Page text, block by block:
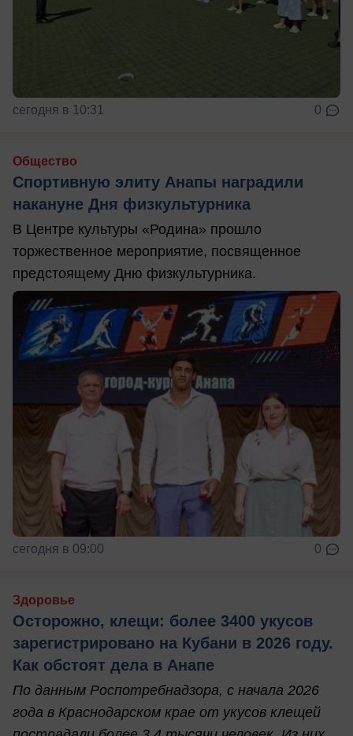
сегодня в 10:31 0
Общество
Спортивную элиту Анапы наградили
накануне Дня физкультурника
В Центре культуры «Родина» прошло
торжественное мероприятие, посвященное
предстоящему Дню физкультурника.
сегодня в 09:00 0
Здоровье
Осторожно, клещи: более 3400 укусов
зарегистрировано на Кубани в 2026 году.
Как обстоят дела в Анапе
По данным Роспотребнадзора, с начала 2026
года в Краснодарском крае от укусов клещей